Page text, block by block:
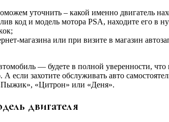
уточнить – какой именно двигатель
код и модель мотора PSA, находите его в
магазина или при визите в магазин
— будете в полной уверенности, что
А если захотите обслуживать авто
«Цитрон» или «Деня».
двигателя